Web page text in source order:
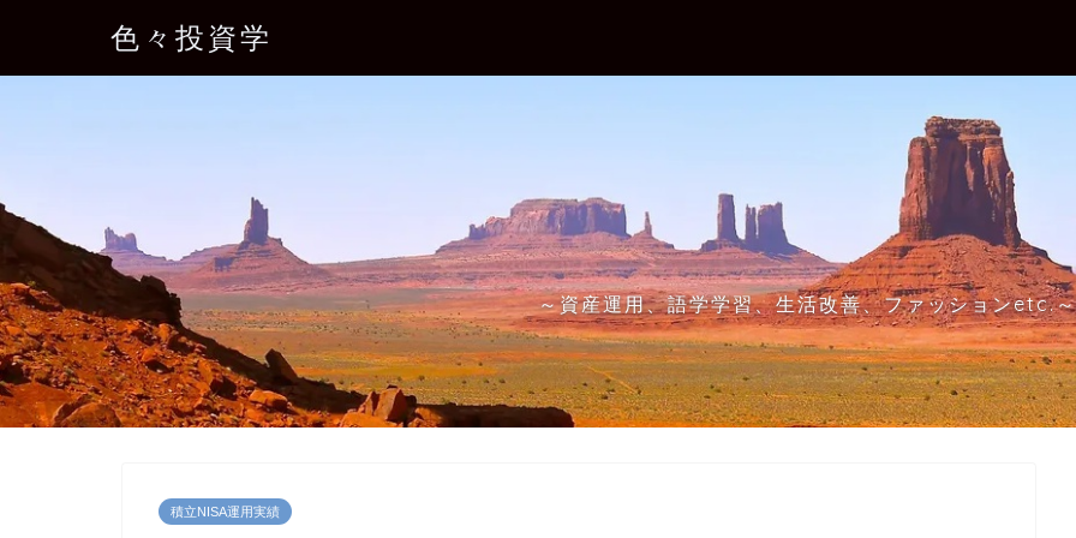
色々投資学
～資産運用、語学学習、生活改善、ファッションetc.～
積立NISA運用実績